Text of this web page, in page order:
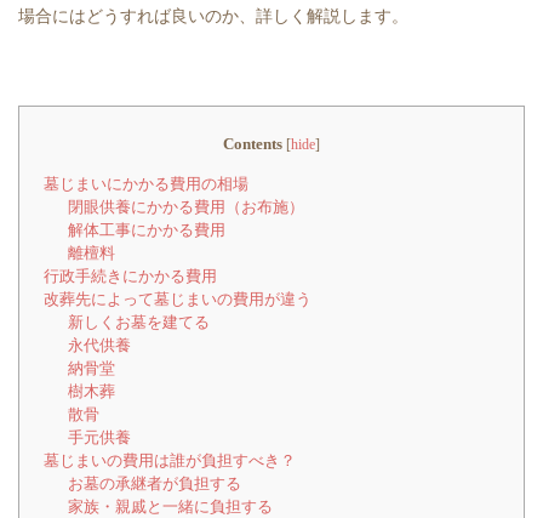
場合にはどうすれば良いのか、詳しく解説します。
Contents [hide]
墓じまいにかかる費用の相場
閉眼供養にかかる費用（お布施）
解体工事にかかる費用
離檀料
行政手続きにかかる費用
改葬先によって墓じまいの費用が違う
新しくお墓を建てる
永代供養
納骨堂
樹木葬
散骨
手元供養
墓じまいの費用は誰が負担すべき？
お墓の承継者が負担する
家族・親戚と一緒に負担する